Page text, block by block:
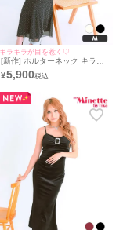
キラキラが目を惹く♡
[新作] ホルターネック キラキ
ラ 背中魅せ ロングドレス (ね
おん着用/Mサイズ対応) |
¥5,900